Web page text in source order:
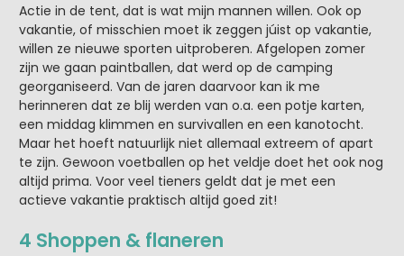
Actie in de tent, dat is wat mijn mannen willen. Ook op
vakantie, of misschien moet ik zeggen júist op vakantie,
willen ze nieuwe sporten uitproberen. Afgelopen zomer
zijn we gaan paintballen, dat werd op de camping
georganiseerd. Van de jaren daarvoor kan ik me
herinneren dat ze blij werden van o.a. een potje karten,
een middag klimmen en survivallen en een kanotocht.
Maar het hoeft natuurlijk niet allemaal extreem of apart
te zijn. Gewoon voetballen op het veldje doet het ook nog
altijd prima. Voor veel tieners geldt dat je met een
actieve vakantie praktisch altijd goed zit!
4 Shoppen & flaneren